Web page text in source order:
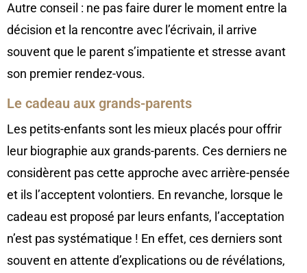
Autre conseil : ne pas faire durer le moment entre la
décision et la rencontre avec l’écrivain, il arrive
souvent que le parent s’impatiente et stresse avant
son premier rendez-vous.
Le cadeau aux grands-parents
Les petits-enfants sont les mieux placés pour offrir
leur biographie aux grands-parents. Ces derniers ne
considèrent pas cette approche avec arrière-pensée
et ils l’acceptent volontiers. En revanche, lorsque le
cadeau est proposé par leurs enfants, l’acceptation
n’est pas systématique ! En effet, ces derniers sont
souvent en attente d’explications ou de révélations,